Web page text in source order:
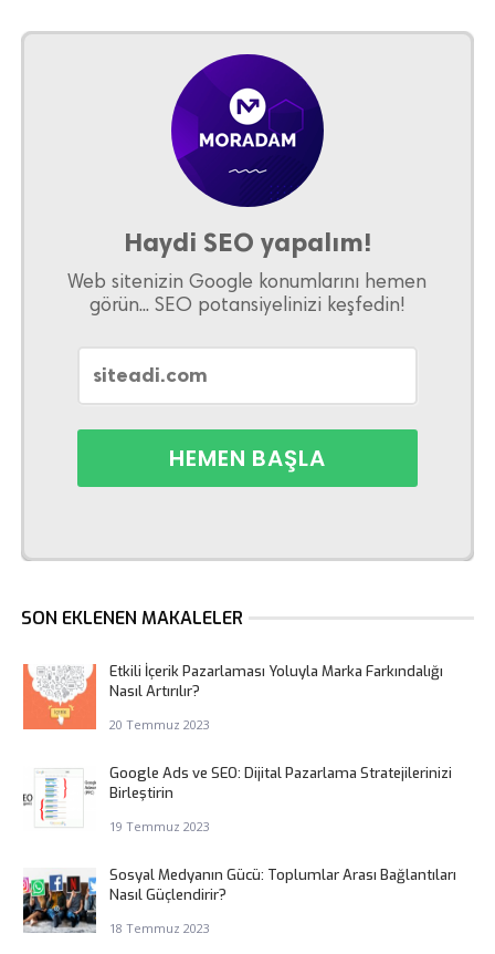
Haydi SEO yapalım!
Web sitenizin Google konumlarını hemen
görün... SEO potansiyelinizi keşfedin!
SON EKLENEN MAKALELER
Etkili İçerik Pazarlaması Yoluyla Marka Farkındalığı
Nasıl Artırılır?
20 Temmuz 2023
Google Ads ve SEO: Dijital Pazarlama Stratejilerinizi
Birleştirin
19 Temmuz 2023
Sosyal Medyanın Gücü: Toplumlar Arası Bağlantıları
Nasıl Güçlendirir?
18 Temmuz 2023